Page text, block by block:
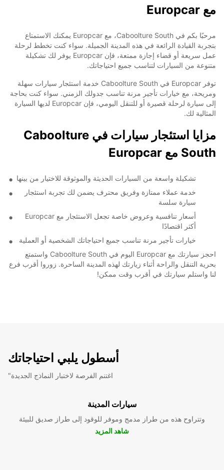
مع Europcar
مرحبًا بكم في Caboolture South، مع Europcar يمكنك الاستمتاع
بتجربة القيادة الرائعة في هذه المدينة الجميلة. سواء كنت تخطط لرحلة
عمل سريعة أو قضاء إجازة ممتعة، فإن Europcar يوفر لك تشكيلة
متنوعة من السيارات لتناسب جميع احتياجاتك.
توفر Europcar في Caboolture South خدمة استئجار سيارات سهلة
ومريحة، مع خيارات تأجير مرنة تناسب جدولك الزمني. سواء كنت بحاجة
إلى سيارة لرحلة قصيرة أو للتنقل اليومي، فإن Europcar لديها السيارة
المثالية لك.
مزايا استئجار سيارات في Caboolture
South مع Europcar
تشكيلة واسعة من السيارات الحديثة والموثوقة للاختيار من بينها
خدمة عملاء ممتازة وفريق محترف يضمن لك تجربة استئجار
سيارة سلسة
أسعار تنافسية وعروض خاصة تجعل الاستئجار مع Europcar
أكثر اقتصادًا
خيارات تأجير مرنة تناسب جميع احتياجاتك الشخصية أو العملية
احجز سيارتك مع Europcar اليوم في Caboolture South واستمتع
بحرية التنقل والراحة أثناء زيارتك لهذه المدينة الساحرة. زوروا أقرب فرع
لنا واستلم سيارتك في أقرب وقت ممكن!
أسطول يلبي احتياجاتك
"اغتنم الفرصة لاختبار النماذج الجديدة
سيارات المدينة
وتتراوح هذه من طراز مدمج وموفر للوقود إلى طراز صديق للبيئة
شاهد المزيد